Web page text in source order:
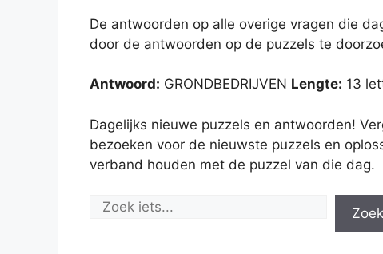
De antwoorden op alle overige vragen die
door de antwoorden op de puzzels te
Antwoord: GRONDBEDRIJVEN Lengte: 13
Dagelijks nieuwe puzzels en antwoorden!
bezoeken voor de nieuwste puzzels en
verband houden met de puzzel van die dag.
Zoek